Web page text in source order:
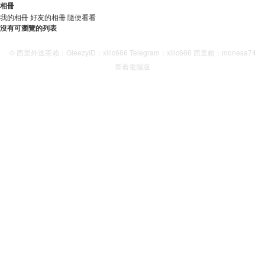
相冊
我的相冊好友的相冊隨便看看
沒有可瀏覽的列表
© 西里外送茶賴：GleezyID：xilic666 Telegram：xilic666 西里賴：monesa74
查看電腦版